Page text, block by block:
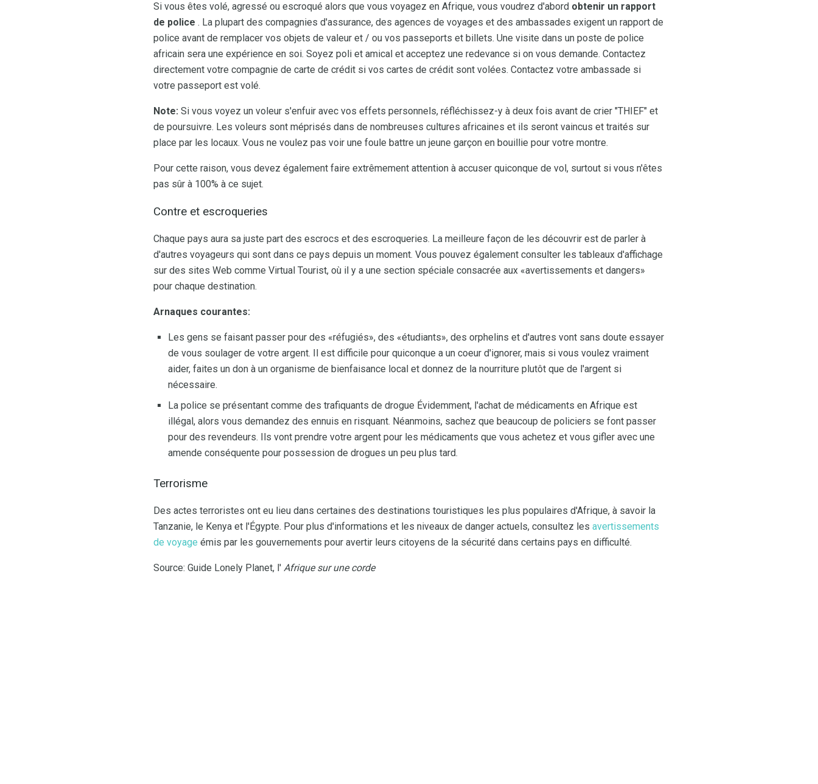
Si vous êtes volé, agressé ou escroqué alors que vous voyagez en Afrique, vous voudrez d'abord obtenir un rapport
de police . La plupart des compagnies d'assurance, des agences de voyages et des ambassades exigent un rapport de
police avant de remplacer vos objets de valeur et / ou vos passeports et billets. Une visite dans un poste de police
africain sera une expérience en soi. Soyez poli et amical et acceptez une redevance si on vous demande. Contactez
directement votre compagnie de carte de crédit si vos cartes de crédit sont volées. Contactez votre ambassade si
votre passeport est volé.
Note: Si vous voyez un voleur s'enfuir avec vos effets personnels, réfléchissez-y à deux fois avant de crier "THIEF" et
de poursuivre. Les voleurs sont méprisés dans de nombreuses cultures africaines et ils seront vaincus et traités sur
place par les locaux. Vous ne voulez pas voir une foule battre un jeune garçon en bouillie pour votre montre.
Pour cette raison, vous devez également faire extrêmement attention à accuser quiconque de vol, surtout si vous n'êtes
pas sûr à 100% à ce sujet.
Contre et escroqueries
Chaque pays aura sa juste part des escrocs et des escroqueries. La meilleure façon de les découvrir est de parler à
d'autres voyageurs qui sont dans ce pays depuis un moment. Vous pouvez également consulter les tableaux d'affichage
sur des sites Web comme Virtual Tourist, où il y a une section spéciale consacrée aux «avertissements et dangers»
pour chaque destination.
Arnaques courantes:
Les gens se faisant passer pour des «réfugiés», des «étudiants», des orphelins et d'autres vont sans doute essayer
de vous soulager de votre argent. Il est difficile pour quiconque a un coeur d'ignorer, mais si vous voulez vraiment
aider, faites un don à un organisme de bienfaisance local et donnez de la nourriture plutôt que de l'argent si
nécessaire.
La police se présentant comme des trafiquants de drogue Évidemment, l'achat de médicaments en Afrique est
illégal, alors vous demandez des ennuis en risquant. Néanmoins, sachez que beaucoup de policiers se font passer
pour des revendeurs. Ils vont prendre votre argent pour les médicaments que vous achetez et vous gifler avec une
amende conséquente pour possession de drogues un peu plus tard.
Terrorisme
Des actes terroristes ont eu lieu dans certaines des destinations touristiques les plus populaires d'Afrique, à savoir la
Tanzanie, le Kenya et l'Égypte. Pour plus d'informations et les niveaux de danger actuels, consultez les avertissements
de voyage émis par les gouvernements pour avertir leurs citoyens de la sécurité dans certains pays en difficulté.
Source: Guide Lonely Planet, l' Afrique sur une corde